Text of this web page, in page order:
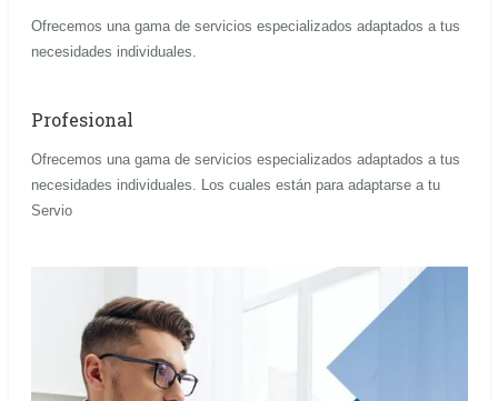
Ofrecemos una gama de servicios especializados adaptados a tus
necesidades individuales.
Profesional
Ofrecemos una gama de servicios especializados adaptados a tus
necesidades individuales. Los cuales están para adaptarse a tu
Servio